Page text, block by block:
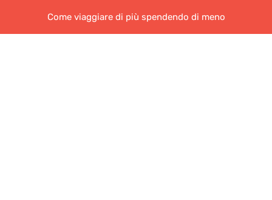
Come viaggiare di più spendendo di meno